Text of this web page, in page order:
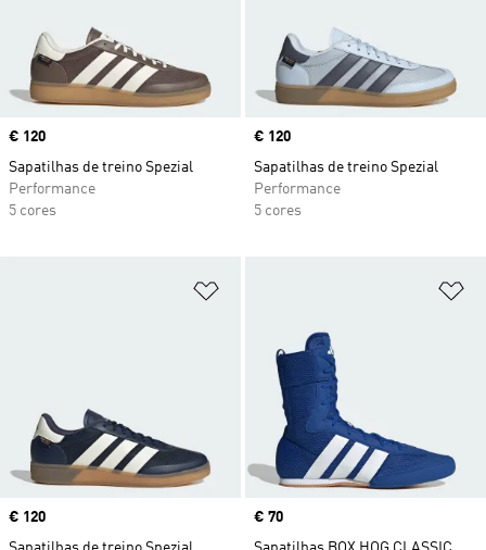
Price
€ 120
Sapatilhas de treino Spezial
Performance
5 cores
Price
€ 120
Sapatilhas de treino Spezial
Performance
5 cores
Price
€ 120
Price
€ 70